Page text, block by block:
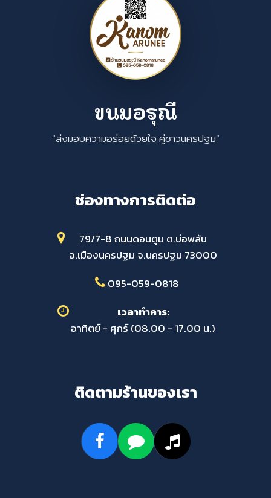
ขนมอรุณี
"ส่งมอบความอร่อยด้วยใจ คู่ชาวนครปฐม"
ช่องทางการติดต่อ
79/7-8 ถนนดอนตูม ต.บ่อพลับ
อ.เมืองนครปฐม จ.นครปฐม 73000
095-059-0818
เวลาทำการ:
อาทิตย์ - ศุกร์ (08.00 - 17.00 น.)
ติดตามร้านของเรา